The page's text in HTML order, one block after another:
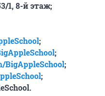
1, 8-й этаж;
;
;
BigAppleSchool;
;